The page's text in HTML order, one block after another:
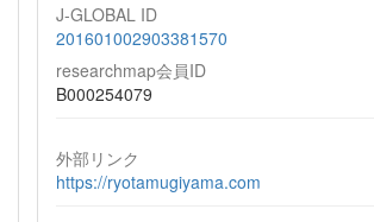
J-GLOBAL ID
201601002903381570
researchmap会員ID
B000254079
外部リンク
https://ryotamugiyama.com